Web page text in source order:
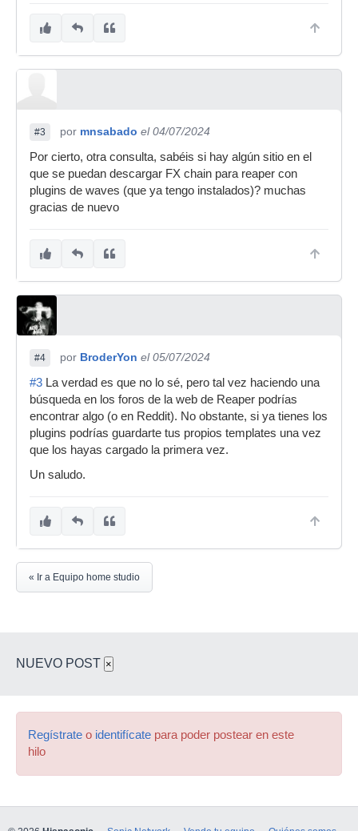
#3 por mnsabado el 04/07/2024
Por cierto, otra consulta, sabéis si hay algún sitio en el
que se puedan descargar FX chain para reaper con
plugins de waves (que ya tengo instalados)? muchas
gracias de nuevo
#4 por BroderYon el 05/07/2024
#3 La verdad es que no lo sé, pero tal vez haciendo una
búsqueda en los foros de la web de Reaper podrías
encontrar algo (o en Reddit). No obstante, si ya tienes los
plugins podrías guardarte tus propios templates una vez
que los hayas cargado la primera vez.
Un saludo.
« Ir a Equipo home studio
NUEVO POST ×
Regístrate o identifícate para poder postear en este
hilo